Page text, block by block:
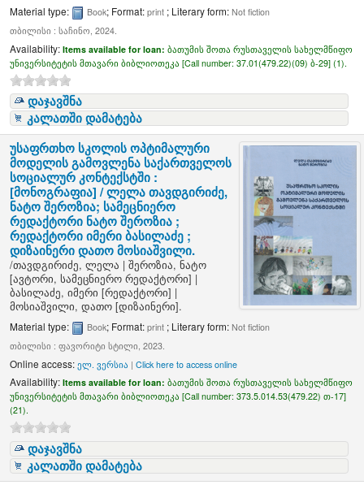
Material type: Book; Format:print ; Literary form:Not fiction
თბილისი : საჩინო, 2024.
Availability:Items available for loan:ბათუმის შოთა რუსთაველის სახელმწიფო
უნივერსიტეტის მთავარი ბიბლიოთეკა [Call number:37.01(479.22)(09) ბ-29] (1).
დაჯავშნა
კალათში დამატება
უსაფრთხო სკოლის ოპტიმალური
მოდელის გამოვლენა საქართველოს
სოციალურ კონტექსტში :
[მონოგრაფია] /ლელა თავდგირიძე,
ნატო შეროზია; სამეცნიერო
რედაქტორი ნატო შეროზია ;
რედაქტორი იმერი ბასილაძე ;
დიზაინერი დათო მოსიაშვილი.
/თავდგირიძე, ლელა |შეროზია, ნატო
[ავტორი, სამეცნიერო რედაქტორი] |
ბასილაძე, იმერი [რედაქტორი] |
მოსიაშვილი, დათო [დიზაინერი].
Material type: Book; Format:print ; Literary form:Not fiction
თბილისი : ფავორიტი სტილი, 2023.
Online access: ელ. ვერსია |Click here to access online
Availability:Items available for loan:ბათუმის შოთა რუსთაველის სახელმწიფო
უნივერსიტეტის მთავარი ბიბლიოთეკა [Call number:373.5.014.53(479.22) თ-17]
(21).
დაჯავშნა
კალათში დამატება